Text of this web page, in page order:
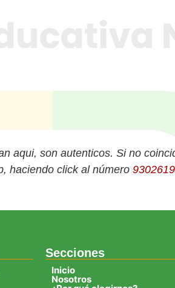
aqui, son autenticos. Si no
haciendo click al número
Secciones
Inicio
Nosotros